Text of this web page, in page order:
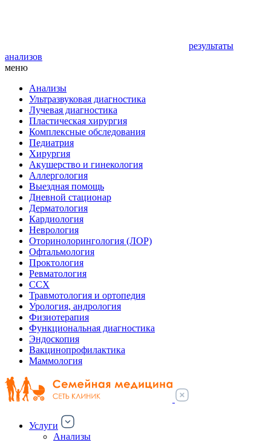
результаты
анализов
меню
Анализы
Ультразвуковая диагностика
Лучевая диагностика
Пластическая хирургия
Комплексные обследования
Педиатрия
Хирургия
Акушерство и гинекология
Аллергология
Выездная помощь
Дневной стационар
Дерматология
Кардиология
Неврология
Оторинолорингология (ЛОР)
Офтальмология
Проктология
Ревматология
ССХ
Травмотология и ортопедия
Урология, андрология
Физиотерапия
Функциональная диагностика
Эндоскопия
Вакцинопрофилактика
Маммология
Услуги
Анализы